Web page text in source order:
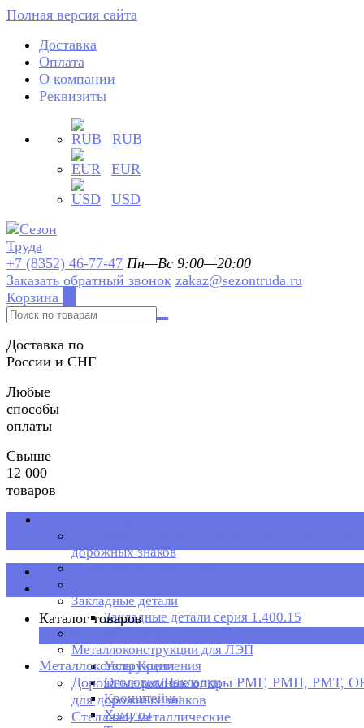
Полная версия сайта
Доставка
Оплата
О компании
Реквизиты
RUB
EUR
USD
+7 (8352) 46-77-47 Пн—Вс 9:00—20:00
Заказать обратный звонок zakaz@sezontruda.ru
Корзина
Доставка по
России и СНГ
Любые
способы
оплаты
Свыше
12 000
товаров
дорожных знаков
Стеллажи металлические
Закладные детали
Закладные детали серия 1.400.15
Металлоконструкции для ЛЭП
Узлы Крепления
Оголовья/Накладки
Кронштейны
Хомуты
Каталог товаров
Каталог товаров
Металлоконструкции
Дорожные рамные опоры РМГ, РМП, РМТ,
для дорожных знаков
Стеллажи металлические